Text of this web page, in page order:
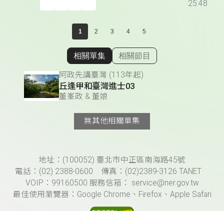
25:48
1 2 3 4 5
顯示相關單集
相關單集 相關節目
阿政先講臺灣 (113年起)
丘逢甲和臺灣進士03
董峯政 & 董娘
無其他相關單集
頁尾資訊地址：(100052) 臺北市中正區南海路45號
電話：(02) 2388-0600 傳真：(02)2389-3126 TANET
VOIP：99160500 服務信箱： service@ner.gov.tw
最佳使用瀏覽器：Google Chrome、Firefox、Apple Safari